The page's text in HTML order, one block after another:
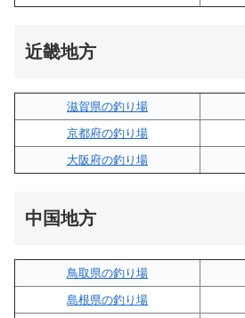
近畿地方
滋賀県の釣り場
京都府の釣り場
大阪府の釣り場
中国地方
鳥取県の釣り場
島根県の釣り場